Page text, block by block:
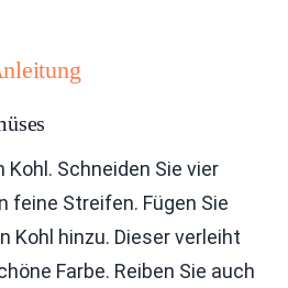
Kohl. Schneiden Sie vier
feine Streifen. Fügen Sie
Kohl hinzu. Dieser verleiht
Farbe. Reiben Sie auch